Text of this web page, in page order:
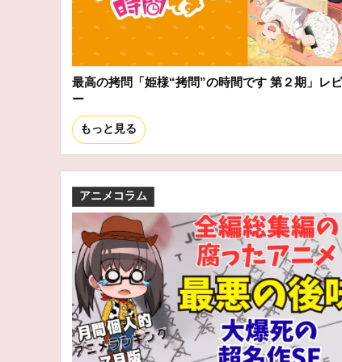
最高の拷問「姫様“拷問”の時間です 第２期」レ
ー
もっと見る
アニメコラム